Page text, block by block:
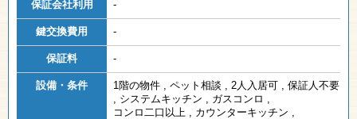
保証会社利用 -
鍵交換費用 -
保証料 -
設備・条件 1階の物件 , ペット相談 , 2人入居可 , 保証人不要
, システムキッチン , ガスコンロ ,
コンロ二口以上 , カウンターキッチン ,